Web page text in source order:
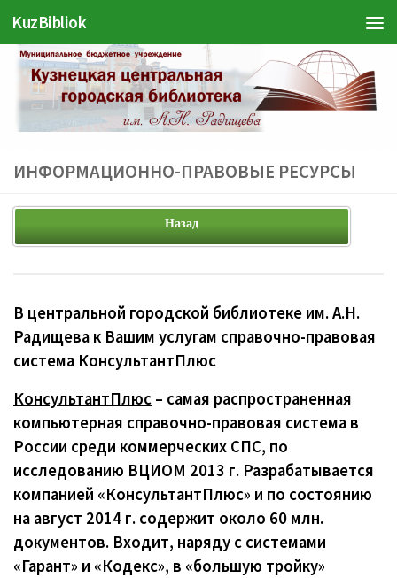
Перейти к содержимому
KuzBibliok
ИНФОРМАЦИОННО-ПРАВОВЫЕ РЕСУРСЫ
Назад
В центральной городской библиотеке им. А.Н.
Радищева к Вашим услугам справочно-правовая
система КонсультантПлюс
КонсультантПлюс – самая распространенная
компьютерная справочно-правовая система в
России среди коммерческих СПС, по
исследованию ВЦИОМ 2013 г. Разрабатывается
компанией «КонсультантПлюс» и по состоянию
на август 2014 г. содержит около 60 млн.
документов. Входит, наряду с системами
«Гарант» и «Кодекс», в «большую тройку»